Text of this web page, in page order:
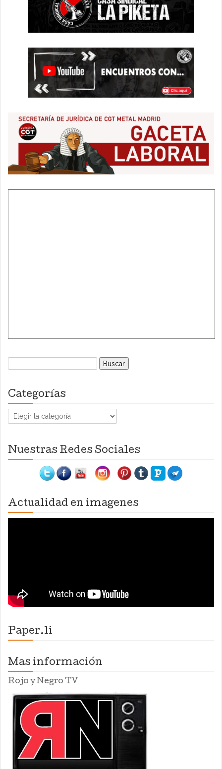
Buscar:
Categorías
Categorías
Nuestras Redes Sociales
Actualidad en imagenes
Paper.li
Mas información
Rojo y Negro TV